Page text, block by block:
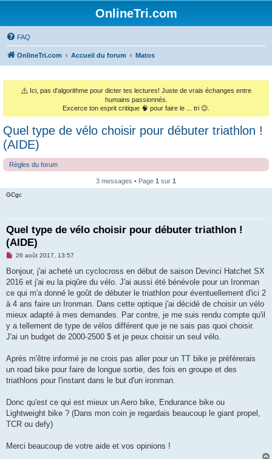
OnlineTri.com
FAQ
OnlineTri.com Accueil du forum Matos
⚠️ Ici, pas d'algorithme pour dicter tes lectures! Juste de vrais échanges entre
humains passionnés.
Excerce ton esprit critique 🧠 pour faire le ... tri 😉.
Quel type de vélo choisir pour débuter triathlon !
(AIDE)
Règles du forum
3 messages • Page 1 sur 1
GCgc
Quel type de vélo choisir pour débuter triathlon !
(AIDE)
M
s
a
g
n
o
l
u
26 août 2017, 13:57
Bonjour, j'ai acheté un cyclocross en début de saison Devinci Hatchet SX
2016 et j'ai eu la piqûre du vélo. J'ai aussi été bénévole pour un Ironman
ce qui m'a donné le goût de débuter le triathlon pour éventuellement d'ici 2
à 4 ans faire un Ironman. Dans cette optique j'ai décidé de choisir un vélo
mieux adapté à mes demandes. Par contre, je me suis rendu compte qu'il
y a tellement de type de vélos différent que je ne sais pas quoi choisir.
J'ai un budget de 2000-2500 $ et je peux choisir un seul vélo.
Après m'être informé je ne crois pas aller pour un TT bike je préférerais
un road bike pour faire de longue sortie, des fois en groupe et des
triathlons pour l'instant dans le but d'un ironman.
Donc qu'est ce qui est mieux un Aero bike, Endurance bike ou
Lightweight bike ? (Dans mon coin je regardais beaucoup le giant propel,
TCR ou defy)
Merci beaucoup de votre aide et vos opinions !